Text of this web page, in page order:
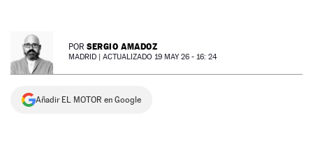
SÍGUENOS
POR SERGIO AMADOZ
MADRID | ACTUALIZADO 19 MAY 26 - 16: 24
Añadir EL MOTOR en Google